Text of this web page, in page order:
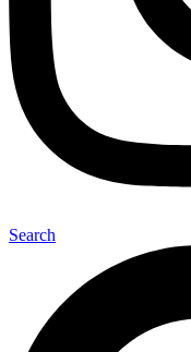
Search